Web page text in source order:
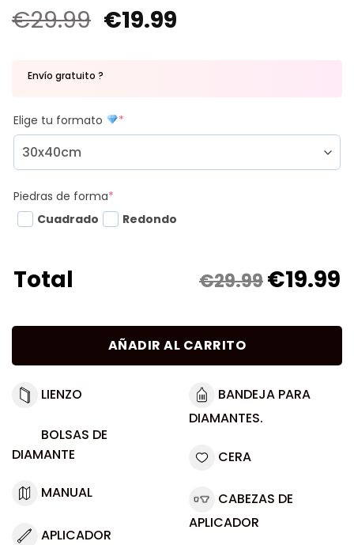
€29.99 €19.99
Envío gratuito ?
Elige tu formato *
Piedras de forma*
Cuadrado
Redondo
Total €29.99€19.99
AÑADIR AL CARRITO
LIENZO
BOLSAS DE
DIAMANTE
MANUAL
APLICADOR
BANDEJA PARA
DIAMANTES.
CERA
CABEZAS DE
APLICADOR